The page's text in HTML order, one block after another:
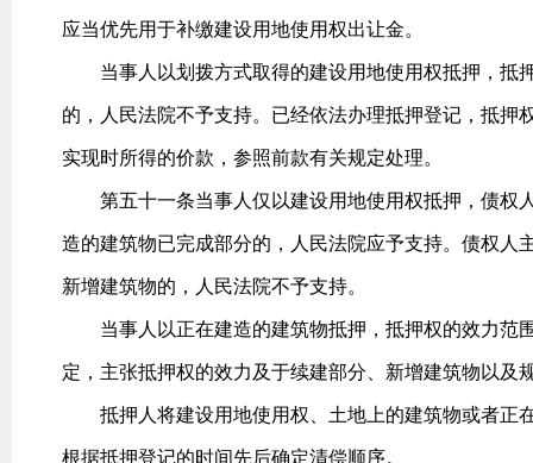
应当优先用于补缴建设用地使用权出让金。
当事人以划拨方式取得的建设用地使用权抵押，抵
的，人民法院不予支持。已经依法办理抵押登记，抵
实现时所得的价款，参照前款有关规定处理。
第五十一条当事人仅以建设用地使用权抵押，债权
造的建筑物已完成部分的，人民法院应予支持。债权人
新增建筑物的，人民法院不予支持。
当事人以正在建造的建筑物抵押，抵押权的效力范
定，主张抵押权的效力及于续建部分、新增建筑物以及
抵押人将建设用地使用权、土地上的建筑物或者正
根据抵押登记的时间先后确定清偿顺序。